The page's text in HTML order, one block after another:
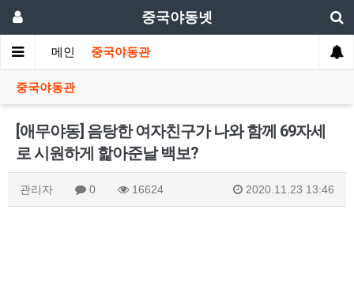
중국야동넷
메인 중국야동관
중국야동관
[애무야동] 음탕한 여자친구가 나와 함께 69자세
로 시원하게 핥아준날 백보?
관리자 0 16624 2020.11.23 13:46